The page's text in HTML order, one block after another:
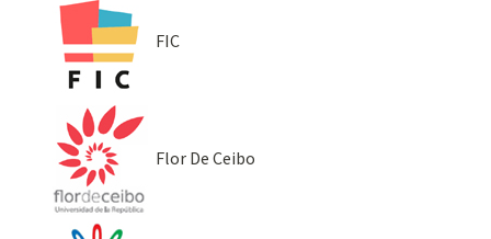
FIC
Flor De Ceibo